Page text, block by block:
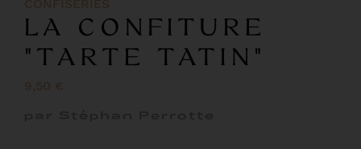
CONFISERIES
LA CONFITURE
"TARTE TATIN"
9,50 €